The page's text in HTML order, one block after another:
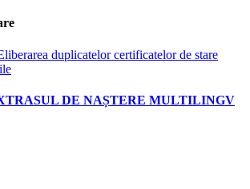
duplicatelor certificatelor de stare
DE NAȘTERE MULTILINGV